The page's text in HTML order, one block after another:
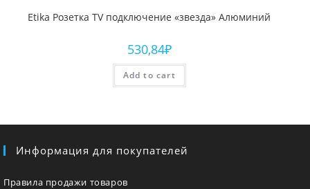
Etika Розетка TV подключение «звезда» Алюминий
530,84₽
Add to cart
Информация для покупателей
Правила продажи товаров